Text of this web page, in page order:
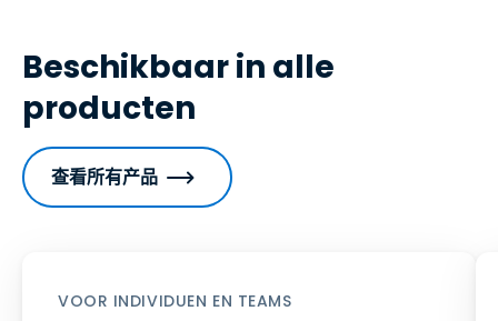
Beschikbaar in alle
producten
查看所有产品
VOOR INDIVIDUEN EN TEAMS